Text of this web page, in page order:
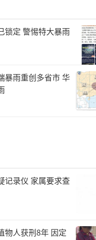
锁定 警惕特大暴雨
暴雨重创多省市 华
记录仪 家属要求查
物人获刑8年 因定